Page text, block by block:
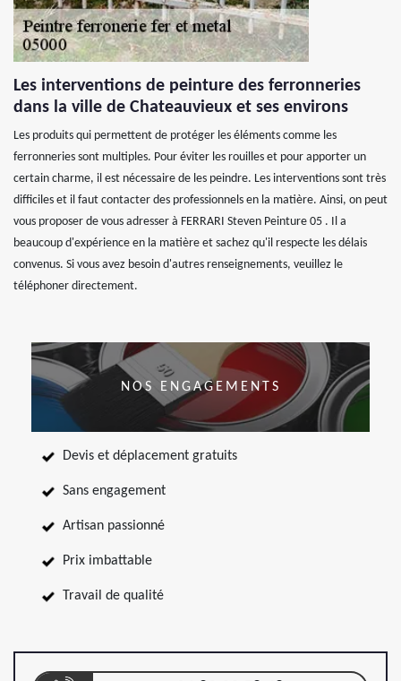
Les interventions de peinture des ferronneries
dans la ville de Chateauvieux et ses environs
Les produits qui permettent de protéger les éléments comme les
ferronneries sont multiples. Pour éviter les rouilles et pour apporter un
certain charme, il est nécessaire de les peindre. Les interventions sont très
difficiles et il faut contacter des professionnels en la matière. Ainsi, on peut
vous proposer de vous adresser à FERRARI Steven Peinture 05 . Il a
beaucoup d'expérience en la matière et sachez qu'il respecte les délais
convenus. Si vous avez besoin d'autres renseignements, veuillez le
téléphoner directement.
NOS ENGAGEMENTS
Devis et déplacement gratuits
Sans engagement
Artisan passionné
Prix imbattable
Travail de qualité